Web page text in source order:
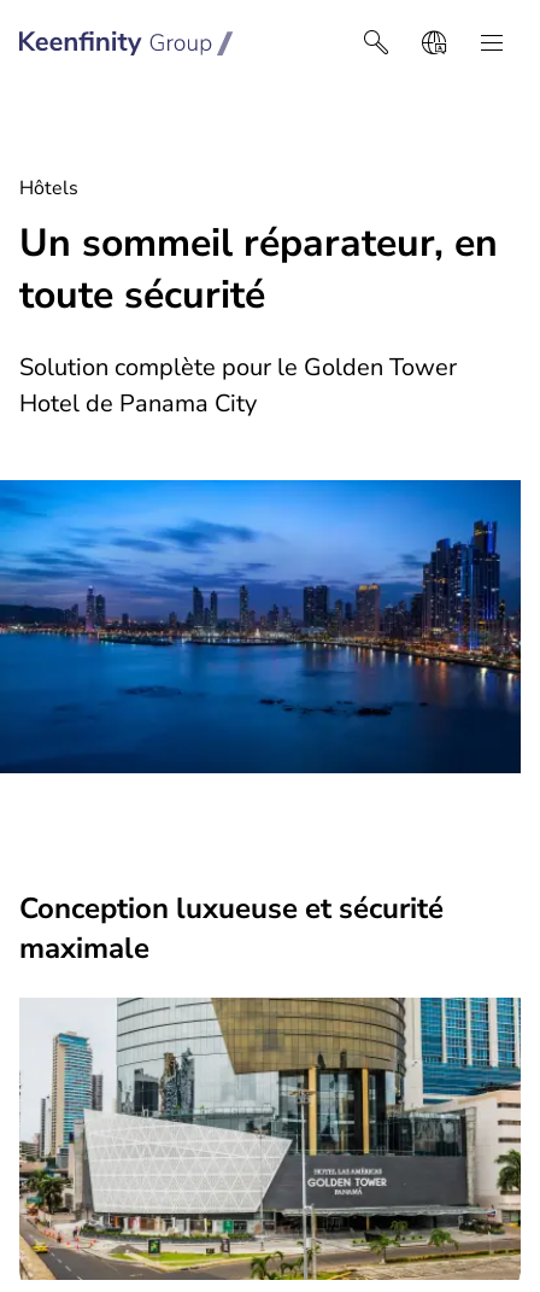
Keenfinity Group I Belgique
Hôtels
Un sommeil réparateur, en
toute sécurité
Solution complète pour le Golden Tower
Hotel de Panama City
Conception luxueuse et sécurité
maximale